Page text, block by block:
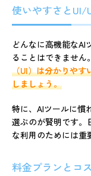
使いやすさとUI/
どんなに高機能な
ることはできません。
（UI）は分かりやす
しましょう。
特に、AIツールに慣
選ぶのが賢明です。
な利用のためには重
料金プランとコ